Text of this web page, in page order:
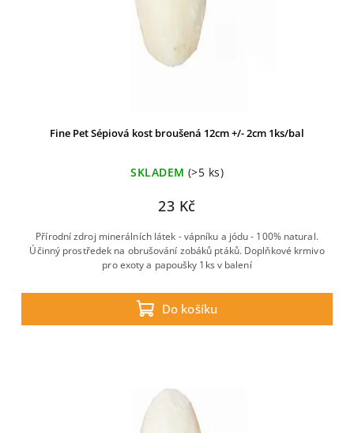
Fine Pet Sépiová kost broušená 12cm +/- 2cm 1ks/bal
SKLADEM (>5 ks)
23 Kč
Do košíku
Přírodní zdroj minerálních látek - vápníku a jódu - 100% natural.
Účinný prostředek na obrušování zobáků ptáků. Doplňkové krmivo
pro exoty a papoušky 1ks v balení